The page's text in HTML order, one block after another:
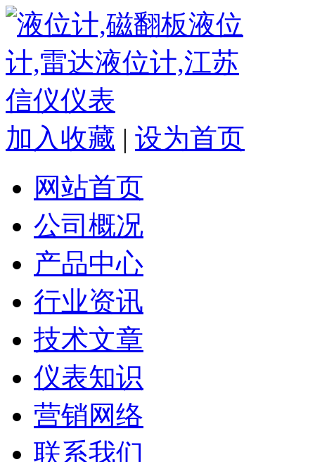
加入收藏 | 设为首页
网站首页
公司概况
产品中心
行业资讯
技术文章
仪表知识
营销网络
联系我们